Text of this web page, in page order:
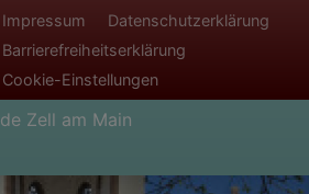
Impressum
Datenschutzerklärung
Barrierefreiheitserklärung
Cookie-Einstellungen
Zell am Main